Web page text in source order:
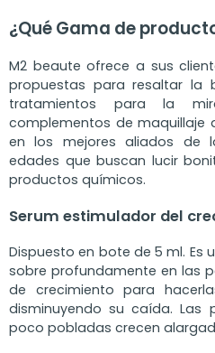
¿Qué Gama de
M2 beaute ofrece a sus
propuestas para resaltar la
tratamientos para la
complementos de maquillaje
en los mejores aliados de
edades que buscan lucir
productos químicos.
Serum estimulador del
Dispuesto en bote de 5 ml. Es
sobre profundamente en las
de crecimiento para
disminuyendo su caída. Las
poco pobladas crecen